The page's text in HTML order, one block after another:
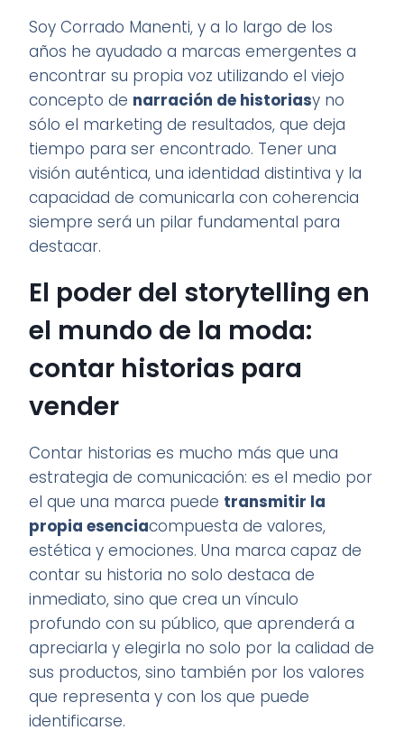
Soy Corrado Manenti, y a lo largo de los
años he ayudado a marcas emergentes a
encontrar su propia voz utilizando el viejo
concepto de narración de historiasy no
sólo el marketing de resultados, que deja
tiempo para ser encontrado. Tener una
visión auténtica, una identidad distintiva y la
capacidad de comunicarla con coherencia
siempre será un pilar fundamental para
destacar.
El poder del storytelling en
el mundo de la moda:
contar historias para
vender
Contar historias es mucho más que una
estrategia de comunicación: es el medio por
el que una marca puede transmitir la
propia esenciacompuesta de valores,
estética y emociones. Una marca capaz de
contar su historia no solo destaca de
inmediato, sino que crea un vínculo
profundo con su público, que aprenderá a
apreciarla y elegirla no solo por la calidad de
sus productos, sino también por los valores
que representa y con los que puede
identificarse.